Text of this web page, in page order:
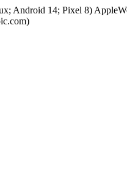
Android 14; Pixel 8)